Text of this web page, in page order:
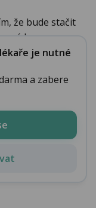
že bude stačit
ko...
je nutné
a zabere